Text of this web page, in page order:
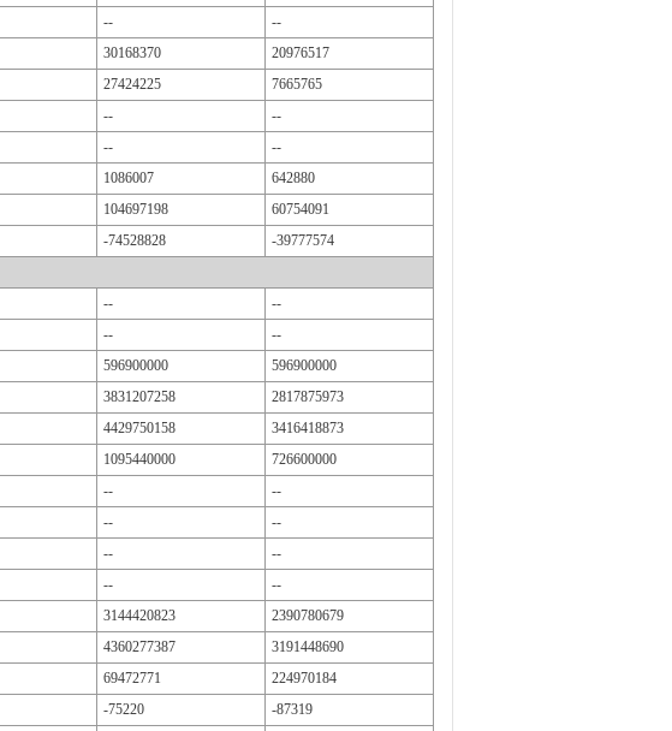
--
--
30168370
20976517
27424225
7665765
--
--
--
--
1086007
642880
104697198
60754091
-74528828
-39777574
--
--
--
--
596900000
596900000
3831207258
2817875973
4429750158
3416418873
1095440000
726600000
--
--
--
--
--
--
--
--
3144420823
2390780679
4360277387
3191448690
69472771
224970184
-75220
-87319